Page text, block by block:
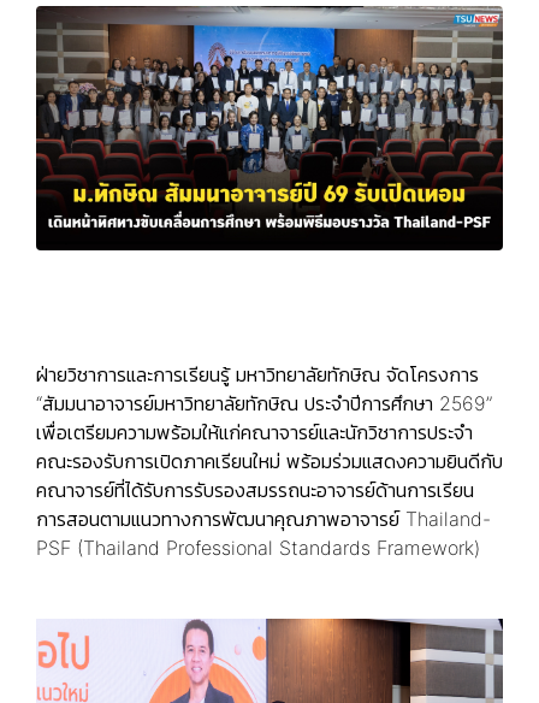
ฝ่ายวิชาการและการเรียนรู้ มหาวิทยาลัยทักษิณ จัดโครงการ
“สัมมนาอาจารย์มหาวิทยาลัยทักษิณ ประจำปีการศึกษา 2569”
เพื่อเตรียมความพร้อมให้แก่คณาจารย์และนักวิชาการประจำ
คณะรองรับการเปิดภาคเรียนใหม่ พร้อมร่วมแสดงความยินดีกับ
คณาจารย์ที่ได้รับการรับรองสมรรถนะอาจารย์ด้านการเรียน
การสอนตามแนวทางการพัฒนาคุณภาพอาจารย์ Thailand-
PSF (Thailand Professional Standards Framework)